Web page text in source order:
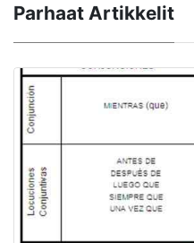
Parhaat Artikkelit